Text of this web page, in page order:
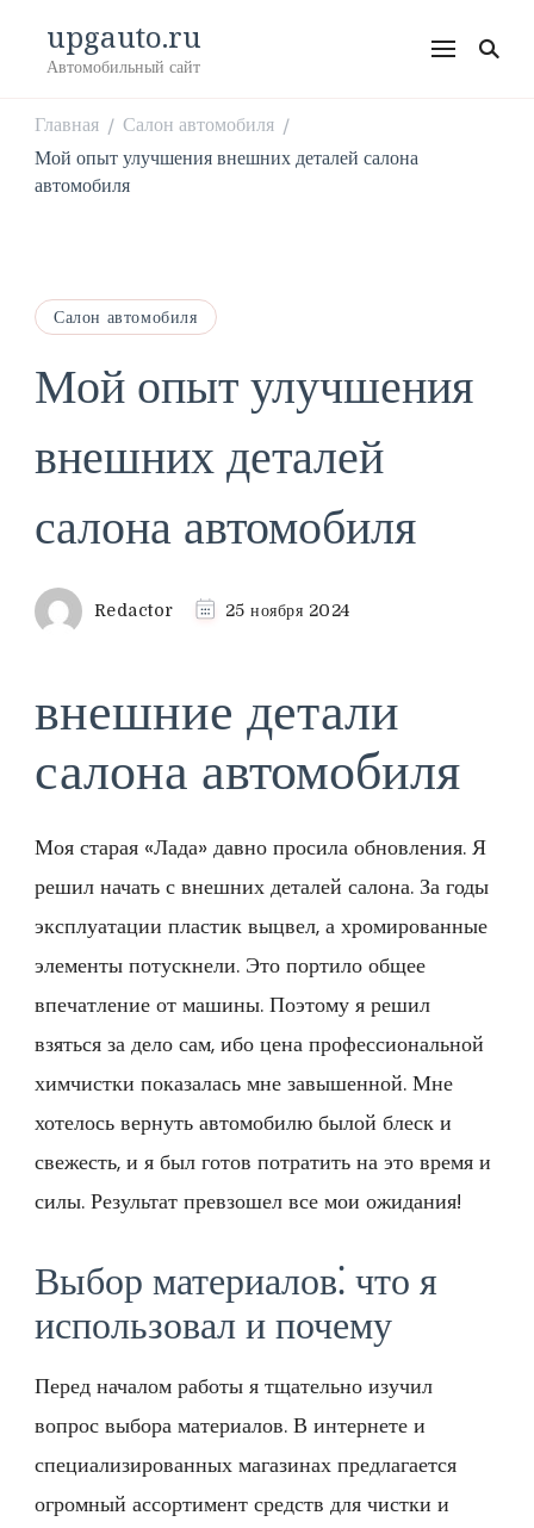
upgauto.ru
Автомобильный сайт
Главная / Салон автомобиля /
Мой опыт улучшения внешних деталей салона
автомобиля
Салон автомобиля
Мой опыт улучшения
внешних деталей
салона автомобиля
Redactor 25 ноября 2024
внешние детали
салона автомобиля
Моя старая «Лада» давно просила обновления. Я
решил начать с внешних деталей салона. За годы
эксплуатации пластик выцвел, а хромированные
элементы потускнели. Это портило общее
впечатление от машины. Поэтому я решил
взяться за дело сам, ибо цена профессиональной
химчистки показалась мне завышенной. Мне
хотелось вернуть автомобилю былой блеск и
свежесть, и я был готов потратить на это время и
силы. Результат превзошел все мои ожидания!
Выбор материалов⁚ что я
использовал и почему
Перед началом работы я тщательно изучил
вопрос выбора материалов. В интернете и
специализированных магазинах предлагается
огромный ассортимент средств для чистки и